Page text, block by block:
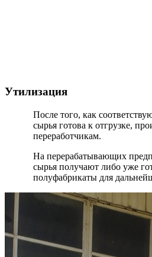
Утилизация
После того, как
сырья готова к отгрузке,
переработчикам.
На перерабатывающих
сырья получают либо уже
полуфабрикаты для